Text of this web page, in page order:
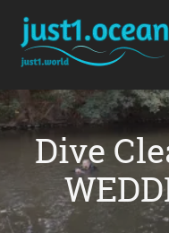
Navigation
überspringen
Dive